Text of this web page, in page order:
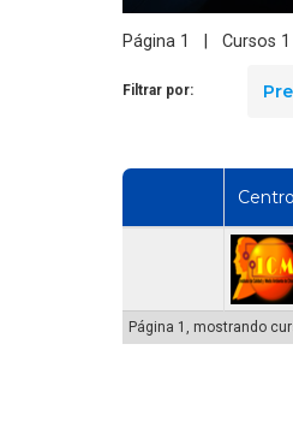
Página 1 | Cursos 1
Filtrar por:
Centro
Página 1, mostrando